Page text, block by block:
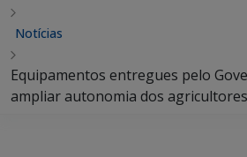
Notícias
Equipamentos entregues pelo
ampliar autonomia dos